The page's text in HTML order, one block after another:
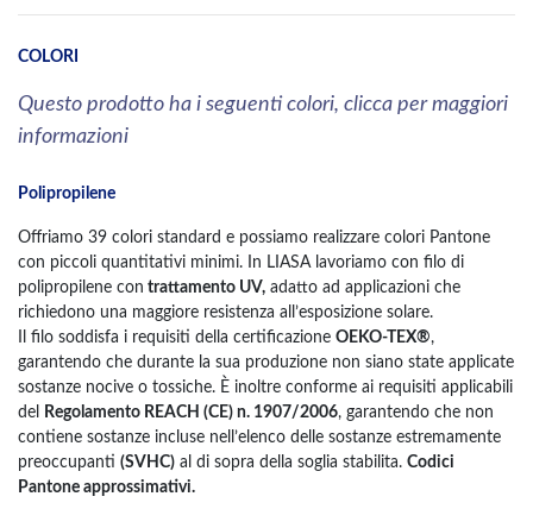
COLORI
Questo prodotto ha i seguenti colori, clicca per maggiori
informazioni
Polipropilene
Offriamo 39 colori standard e possiamo realizzare colori Pantone
con piccoli quantitativi minimi. In LIASA lavoriamo con filo di
polipropilene con trattamento UV, adatto ad applicazioni che
richiedono una maggiore resistenza all’esposizione solare.
Il filo soddisfa i requisiti della certificazione OEKO-TEX®,
garantendo che durante la sua produzione non siano state applicate
sostanze nocive o tossiche. È inoltre conforme ai requisiti applicabili
del
Regolamento REACH (CE) n. 1907/2006, garantendo che non
contiene sostanze incluse nell’elenco delle sostanze estremamente
preoccupanti (SVHC) al di sopra della soglia stabilita. Codici
Pantone approssimativi.